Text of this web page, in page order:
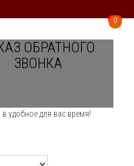
ОБРАТНОГО
ЗВОНКА
удобное для вас время!
00